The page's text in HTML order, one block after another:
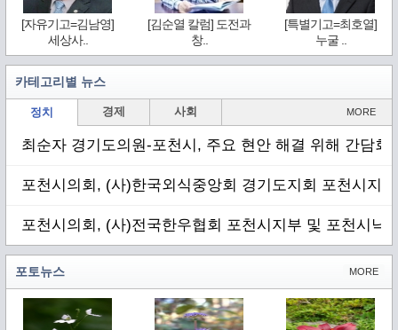
[자유기고=김남영]
세상사..
[김순열 칼럼] 도전과
창..
[특별기고=최호열]
누굴 ..
카테고리별 뉴스
정치 경제 사회 MORE
최순자 경기도의원-포천시, 주요 현안 해결 위해 간담회
포천시의회, (사)한국외식중앙회 경기도지회 포천시지
포천시의회, (사)전국한우협회 포천시지부 및 포천시낙
MORE
포토뉴스